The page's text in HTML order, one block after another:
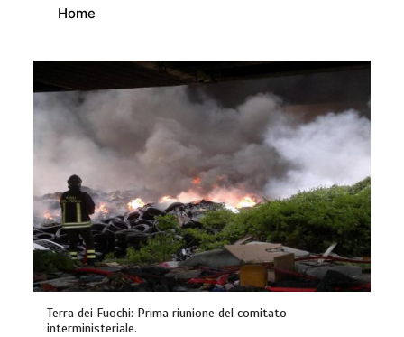
Home
Terra dei Fuochi: Prima riunione del comitato
interministeriale.